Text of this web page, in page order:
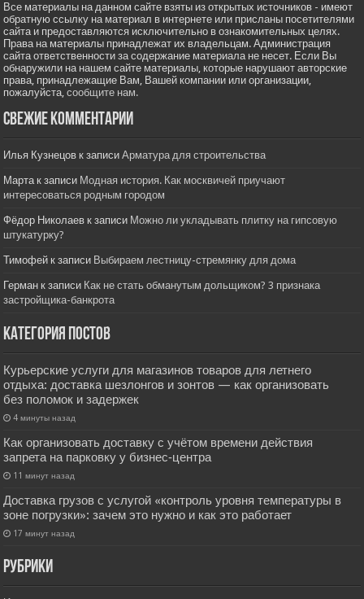
Все материалы на данном сайте взяты из открытых источников - имеют
обратную ссылку на материал в интернете или присланы посетителями
сайта и предоставляются исключительно в ознакомительных целях.
Права на материалы принадлежат их владельцам. Администрация
сайта ответственности за содержание материала не несет. Если Вы
обнаружили на нашем сайте материалы, которые нарушают авторские
права, принадлежащие Вам, Вашей компании или организации,
пожалуйста,сообщите нам.
Свежие комментарии
Илья Кузнецов к записиАрматура для строительства
Мартак записи Модная история. Как москвичей приучают
интересоваться родным городом
Фёдор Николаев к записи Можно ли укладывать плитку на гипсовую
штукатурку?
Тимофей к записи Выбираем лестницу-стремянку для дома
Герман к записи Как не стать обманутым дольщиком? 3 признака
застройщика-банкрота
Категория постов
Курьерские услуги для магазинов товаров для летнего
отдыха: доставка шезлонгов и зонтов — как организовать
без поломок и задержек
4 минуты назад
Как организовать доставку с учётом времени действия
запрета на парковку у бизнес‑центра
11 минут назад
Доставка грузов с услугой «контроль уровня температуры в
зоне погрузки»: зачем это нужно и как это работает
17 минут назад
РУбрики